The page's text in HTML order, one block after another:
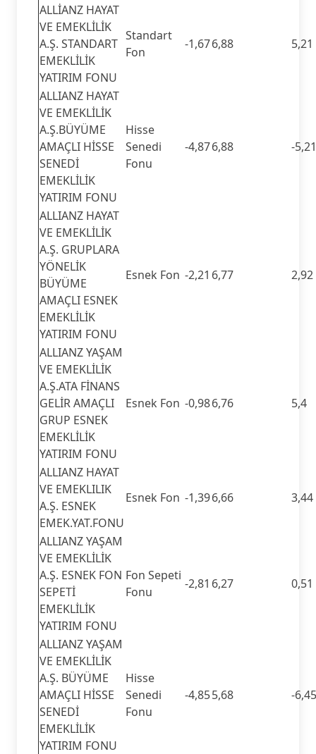
ALLİANZ HAYAT
VE EMEKLİLİK
A.Ş. STANDART
EMEKLİLİK
YATIRIM FONU
Standart
Fon
-1,676,88 5,21
ALLIANZ HAYAT
VE EMEKLİLİK
A.Ş.BÜYÜME
AMAÇLI HİSSE
SENEDİ
EMEKLİLİK
YATIRIM FONU
Hisse
Senedi
Fonu
-4,876,88 -5,21
ALLIANZ HAYAT
VE EMEKLİLİK
A.Ş. GRUPLARA
YÖNELİK
BÜYÜME
AMAÇLI ESNEK
EMEKLİLİK
YATIRIM FONU
Esnek Fon -2,21 6,77 2,92
ALLIANZ YAŞAM
VE EMEKLİLİK
A.Ş.ATA FİNANS
GELİR AMAÇLI
GRUP ESNEK
EMEKLİLİK
YATIRIM FONU
Esnek Fon -0,986,76 5,4
ALLIANZ HAYAT
VE EMEKLILIK
A.Ş. ESNEK
EMEK.YAT.FONU
Esnek Fon -1,396,66 3,44
ALLIANZ YAŞAM
VE EMEKLİLİK
A.Ş. ESNEK FON
SEPETİ
EMEKLİLİK
YATIRIM FONU
Fon Sepeti
Fonu
-2,81 6,27 0,51
ALLIANZ YAŞAM
VE EMEKLİLİK
A.Ş. BÜYÜME
AMAÇLI HİSSE
SENEDİ
EMEKLİLİK
YATIRIM FONU
Hisse
Senedi
Fonu
-4,855,68 -6,45